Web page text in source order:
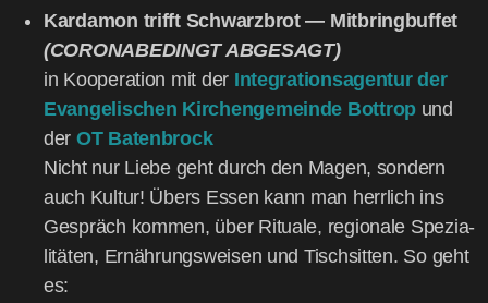
Kar­da­mon trifft Schwarz­brot — Mit­bring­buf­fet
(CORONABEDINGT ABGESAGT)
in Koope­ra­ti­on mit der Inte­gra­ti­ons­agen­tur der
Evan­ge­li­schen Kir­chen­ge­mein­de Bot­trop und
der OT Baten­b­rock
Nicht nur Lie­be geht durch den Magen, son­dern
auch Kul­tur! Übers Essen kann man herr­lich ins
Gespräch kom­men, über Ritua­le, regio­na­le Spe­zia­
li­tä­ten, Ernäh­rungs­wei­sen und Tisch­sit­ten. So geht
es: